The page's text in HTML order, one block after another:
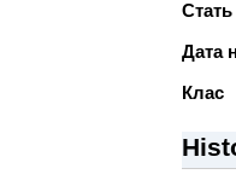
Стать
Дата
Клас